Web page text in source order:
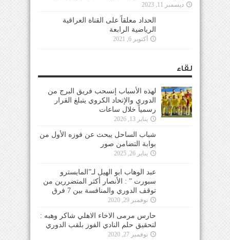
ديسمبر 11, 2023
الحداد معلقاً على القناة العراقية
الرياضية الرابعة
أكتوبر 6, 2021
لقاء
لهذه الأسباب إنسحب فريق البرج من
الدوري والإتحاد الكروي يتبلغ القرار
رسمياً خلال ساعات
يناير 13, 2026
شباب الساحل يبحث عن فوزه الأول من
بوابة التضامن صور
يناير 26, 2025
عبد الوهاب ابو الهيل لـ”المايسترو
سبورت ” : الأنصار أكثر المتضررين من
توقف الدوري والمنافسة بين 7 فرق
نوفمبر 29, 2020
حارس مرمى الاخاء الاهلي شاكر وهبه :
لتحقيق حلم النادي الفوز بلقب الدوري
نوفمبر 27, 2020